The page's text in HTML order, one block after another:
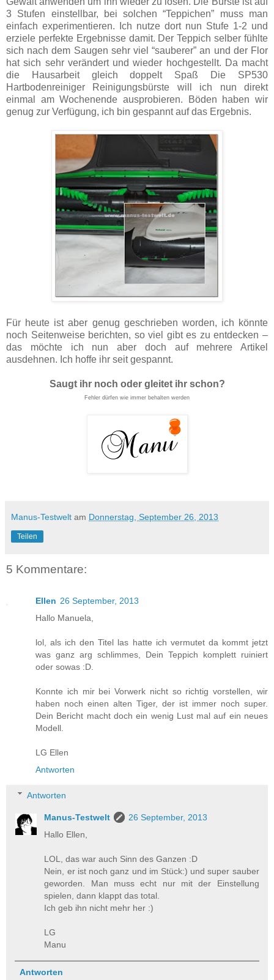
3 Stufen einstellbar, bei solchen “Teppichen” muss man
einfach experimentieren. Ich nutze dort nun Stufe 1-2 und
erziele perfekte Ergebnisse damit. Der Teppich selber fühlte
sich nach dem Saugen sehr viel “sauberer” an und der Flor
hat sich sehr verändert und wieder hochgestellt. Da macht
die Hausarbeit gleich doppelt Spaß Die SP530
Hartbodenreiniger Reinigungsbürste will ich nun direkt
einmal am Wochenende ausprobieren. Böden haben wir
genug zur Verfügung, ich bin gespannt auf das Ergebnis.
Für heute ist aber genug geschrieben worden, ich könnte
noch Seitenweise berichten, so viel gibt es zu entdecken –
das möchte ich nun aber doch auf mehrere Artikel
ausdehnen. Ich hoffe ihr seit gespannt.
Saugt ihr noch oder gleitet ihr schon?
Fehler dürfen wie immer behalten werden
Manus-Testwelt am Donnerstag, September 26, 2013
Teilen
5 Kommentare:
Ellen 26 September, 2013
Hallo Manuela,
lol, als ich den Titel las hatte ich vermutet da kommt jetzt
was ganz arg schlimmes, Dein Teppich komplett ruiniert
oder sowas :D.
Konnte ich mir bei Vorwerk nicht so richtig vorstellen, wir
haben noch einen alten Tiger, der ist immer noch super.
Dein Bericht macht doch ein wenig Lust mal auf ein neues
Modell.
LG Ellen
Antworten
Antworten
Manus-Testwelt
26 September, 2013
Hallo Ellen,
LOL, das war auch Sinn des Ganzen :D
Nein, er ist noch ganz und im Stück:) und super sauber
geworden. Man muss echt nur mit der Einstellung
spielen, dann klappt das total.
Ich geb ihn nicht mehr her :)
LG
Manu
Antworten